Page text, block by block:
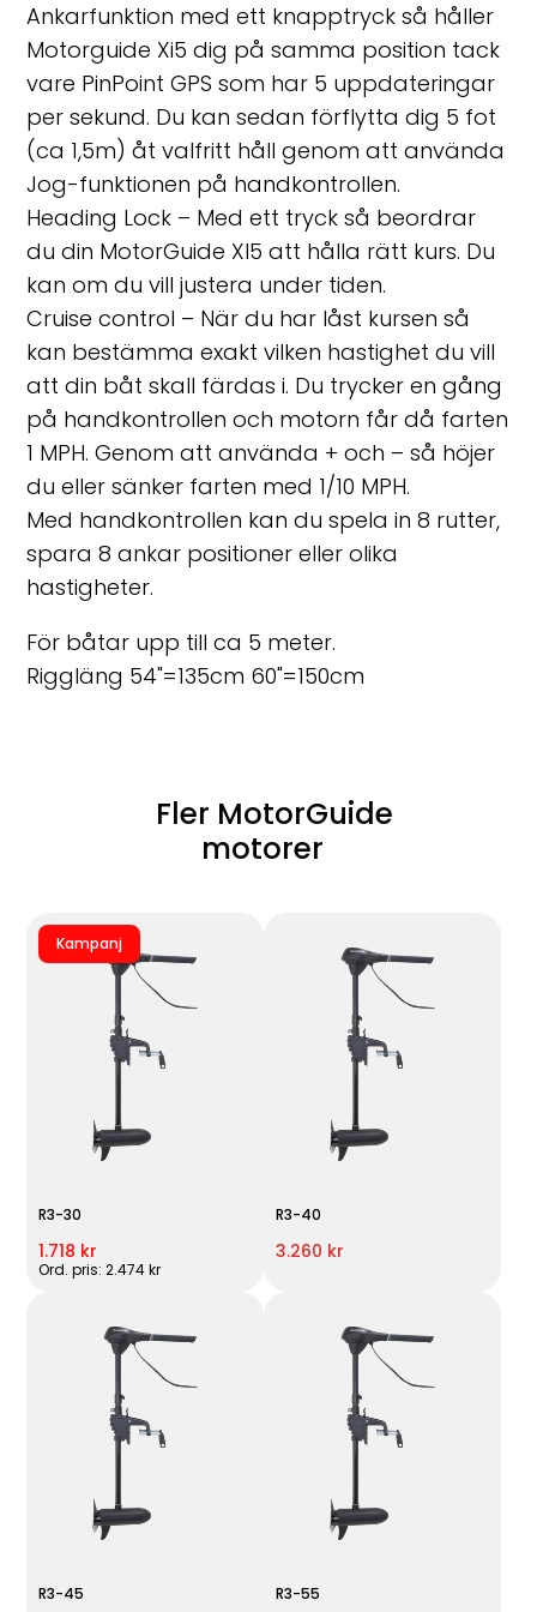
Ankarfunktion med ett knapptryck så håller
Motorguide Xi5 dig på samma position tack
vare PinPoint GPS som har 5 uppdateringar
per sekund. Du kan sedan förflytta dig 5 fot
(ca 1,5m) åt valfritt håll genom att använda
Jog-funktionen på handkontrollen.
Heading Lock – Med ett tryck så beordrar
du din MotorGuide XI5 att hålla rätt kurs. Du
kan om du vill justera under tiden.
Cruise control – När du har låst kursen så
kan bestämma exakt vilken hastighet du vill
att din båt skall färdas i. Du trycker en gång
på handkontrollen och motorn får då farten
1 MPH. Genom att använda + och – så höjer
du eller sänker farten med 1/10 MPH.
Med handkontrollen kan du spela in 8 rutter,
spara 8 ankar positioner eller olika
hastigheter.
För båtar upp till ca 5 meter.
Riggläng 54"=135cm 60"=150cm
Fler MotorGuide
motorer
Kampanj
R3-30
1.718 kr
Ord. pris: 2.474 kr
R3-40
3.260 kr
R3-45 R3-55